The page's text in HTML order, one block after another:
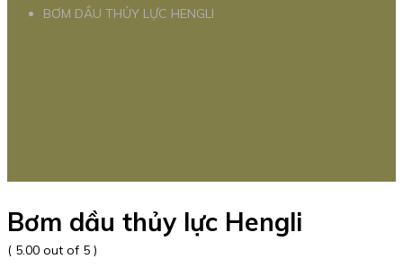
BƠM DẦU THỦY LỰC HENGLI
Bơm dầu thủy lực Hengli
( 5.00 out of 5 )